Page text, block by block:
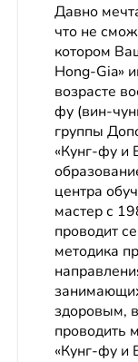
Давно
что не
котором
Hong-Gia»
возрасте
фу (вин-
группы
«Кунг-фу и
центра
мастер с
проводит
методика
здоровым,
проводить
«Кунг-фу и